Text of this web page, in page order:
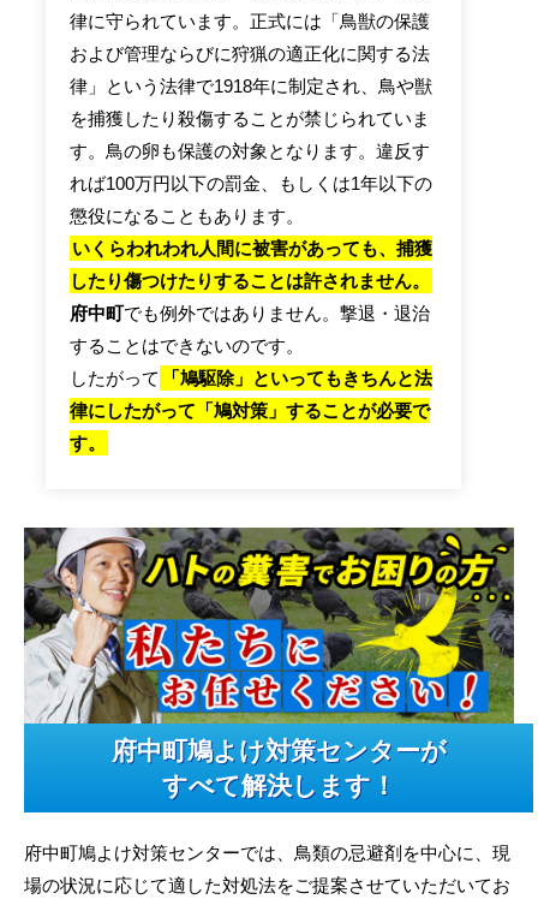
律に守られています。正式には「鳥獣の保護
および管理ならびに狩猟の適正化に関する法
律」という法律で1918年に制定され、鳥や獣
を捕獲したり殺傷することが禁じられていま
す。鳥の卵も保護の対象となります。違反す
れば100万円以下の罰金、もしくは1年以下の
懲役になることもあります。
いくらわれわれ人間に被害があっても、捕獲
したり傷つけたりすることは許されません。
府中町でも例外ではありません。撃退・退治
することはできないのです。
したがって
「鳩駆除」といってもきちんと法
律にしたがって「鳩対策」することが必要で
す。
府中町鳩よけ対策センターが
すべて解決します！
府中町鳩よけ対策センターでは、鳥類の忌避剤を中心に、現
場の状況に応じて適した対処法をご提案させていただいてお